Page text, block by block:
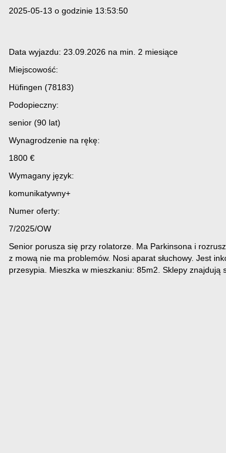
2025-05-13 o godzinie 13:53:50
Data wyjazdu: 23.09.2026 na min. 2 miesiące
Miejscowość:
Hüfingen (78183)
Podopieczny:
senior (90 lat)
Wynagrodzenie na rękę:
1800 €
Wymagany język:
komunikatywny+
Numer oferty:
7/2025/OW
Senior porusza się przy rolatorze. Ma Parkinsona i
z mową nie ma problemów. Nosi aparat słuchowy. Jest
przesypia. Mieszka w mieszkaniu: 85m2. Sklepy znajdują